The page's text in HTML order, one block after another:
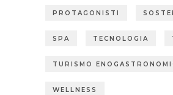
PROTAGONISTI
SPA TECNOLOGIA
TURISMO
WELLNESS